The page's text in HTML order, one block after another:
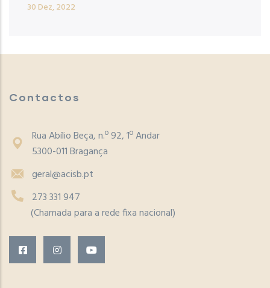
30 Dez, 2022
Contactos
Rua Abílio Beça, n.º 92, 1º Andar
5300-011 Bragança
geral@acisb.pt
273 331 947
(Chamada para a rede fixa nacional)